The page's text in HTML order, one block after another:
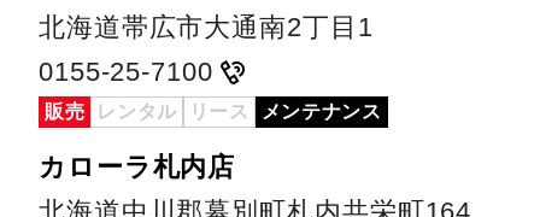
北海道帯広市大通南2丁目1
0155-25-7100
販売 レンタル リース メンテナンス
カローラ札内店